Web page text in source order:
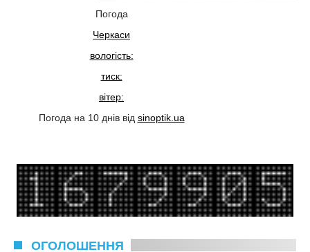
Погода
Черкаси
вологість:
тиск:
вітер:
Погода на 10 днів від sinoptik.ua
ОГОЛОШЕННЯ